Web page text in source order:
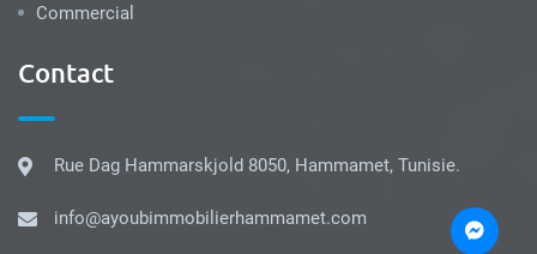
Commercial
Contact
Rue Dag Hammarskjold 8050, Hammamet, Tunisie.
info@ayoubimmobilierhammamet.com